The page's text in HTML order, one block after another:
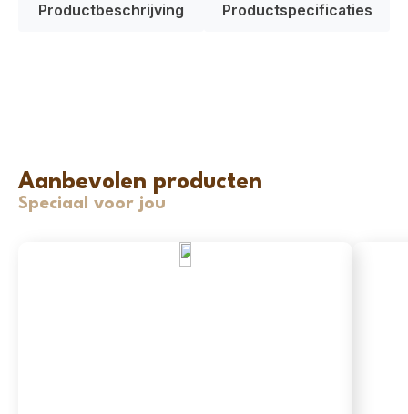
Productbeschrijving
Productspecificaties
Aanbevolen producten
Speciaal voor jou